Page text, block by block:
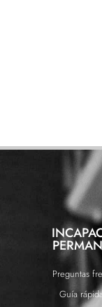
Preguntas
Guía